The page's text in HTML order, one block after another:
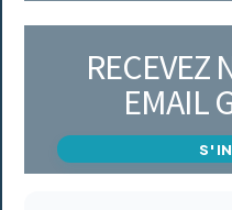
RECEVEZ
EMAIL